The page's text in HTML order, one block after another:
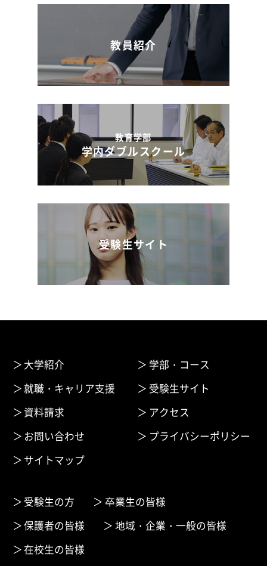
教員紹介
教育学部
学内ダブルスクール
受験生サイト
大学紹介
学部・コース
就職・キャリア支援
受験生サイト
資料請求
アクセス
お問い合わせ
プライバシーポリシー
サイトマップ
受験生の方
卒業生の皆様
保護者の皆様
地域・企業・一般の皆様
在校生の皆様